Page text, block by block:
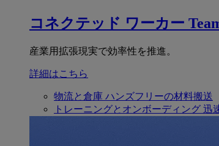
コネクテッド ワーカー
産業用拡張現実で効率性を推進。
詳細はこちら
物流と倉庫 ハンズフリーの材料搬送
トレーニングとオンボーディング 迅